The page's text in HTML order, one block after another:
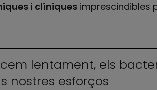
i clíniquesimprescindibles
lentament, els
nostres esforços